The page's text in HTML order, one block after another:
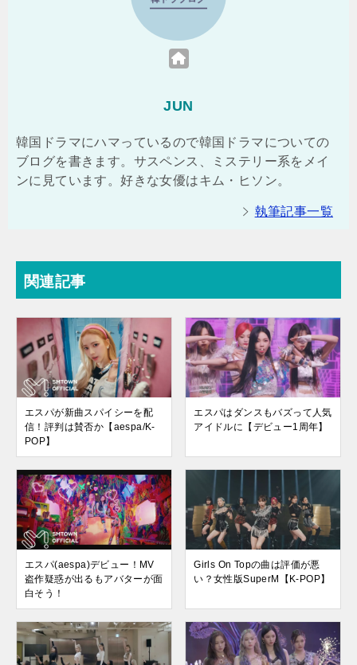
JUN
韓国ドラマにハマっているので韓国ドラマについての
ブログを書きます。サスペンス、ミステリー系をメイ
ンに見ています。好きな女優はキム・ヒソン。
執筆記事一覧
関連記事
エスパが新曲スパイシーを配
信！評判は賛否か【aespa/K-
POP】
エスパはダンスもバズって人気
アイドルに【デビュー1周年】
エスパ(aespa)デビュー！MV
盗作疑惑が出るもアバターが面
白そう！
Girls On Topの曲は評価が悪
い？女性版SuperM【K-POP】